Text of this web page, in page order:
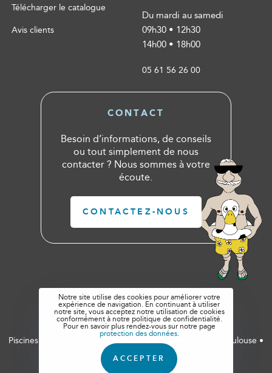
Télécharger le catalogue
Avis clients
Du mardi au samedi
09h30 • 12h30
14h00 • 18h00
05 61 56 26 00
CONTACT
Besoin d’informations, de conseils
ou tout simplement de nous
contacter ? Nous sommes à votre
écoute.
CONTACTEZ-NOUS
Piscines Charly Ménoire © 2024 • Piscines Monoblocs à Toulouse •
Site réalisé parStudio Vincelie
Notre site utilise des cookies pour améliorer votre
expérience de navigation. En continuant à utiliser
notre site, vous acceptez notre utilisation de cookies
conformément à notre politique de confidentialité.
Pour en savoir plus rendez-vous sur notre page
protection des données.
ACCEPTER